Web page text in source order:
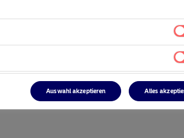
Auswahl akzeptieren Alles